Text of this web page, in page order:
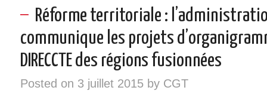
VOS DROITS
RÉGIONS
NOTRE SYNDICAT
Réforme territoriale :
communique les projets
DIRECCTE des régions fusionnées
Posted on 3 juillet 2015by CGT